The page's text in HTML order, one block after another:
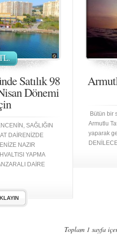
Satılık 98
Dönemi
SAĞLIĞIN
DAİRENİZDE
NAZIR
YAPMA
DAİRE
Bütün bir
Armutlu
yaparak
Toplam 1 sayfa